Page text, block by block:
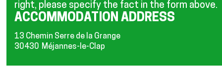
right, please specify the fact in the form above.
ACCOMMODATION ADDRESS
13 Chemin Serre de la Grange
30430 Méjannes-le-Clap